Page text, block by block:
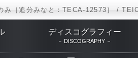
み［追分みなと：TECA-12573］ /
ディスコグラフィー
DISCOGRAPHY